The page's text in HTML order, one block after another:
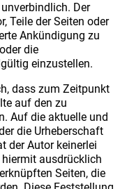
Der
Teile der Seiten oder
Ankündigung zu
die
einzustellen.
dass zum Zeitpunkt
auf den zu
Auf die aktuelle und
die Urheberschaft
der Autor keinerlei
ausdrücklich
Seiten, die